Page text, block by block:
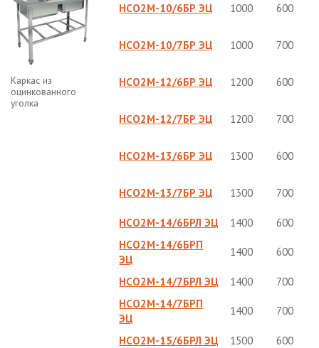
Каркас из
оцинкованного
уголка
НСО2М-10/6БР ЭЦ 1000 600
НСО2М-10/7БР ЭЦ 1000 700
НСО2М-12/6БР ЭЦ 1200 600
НСО2М-12/7БР ЭЦ 1200 700
НСО2М-13/6БР ЭЦ 1300 600
НСО2М-13/7БР ЭЦ 1300 700
НСО2М-14/6БРЛ ЭЦ 1400
600
НСО2М-14/6БРП
ЭЦ
1400 600
НСО2М-14/7БРЛ ЭЦ 1400
700
НСО2М-14/7БРП
ЭЦ
1400 700
НСО2М-15/6БРЛ ЭЦ 1500
600